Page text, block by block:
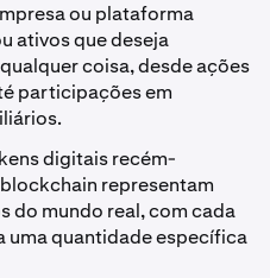
ou plataforma
ativos que deseja
coisa, desde ações
participações em
digitais recém-
representam
do mundo real, com cada
uma quantidade específica